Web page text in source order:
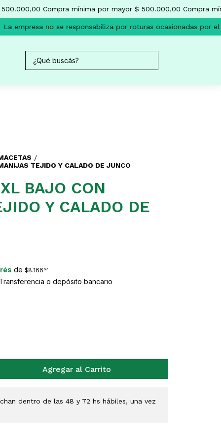
Compra mínima por mayor $ 500.000,00 Compra
empresa no se responsabiliza por roturas ocasionadas por el
/
TEJIDO Y CALADO DE JUNCO
BAJO CON
Y CALADO DE
de $8.166 67
o depósito bancario
Agregar al Carrito
dentro de las 48 y 72 hs hábiles, una vez